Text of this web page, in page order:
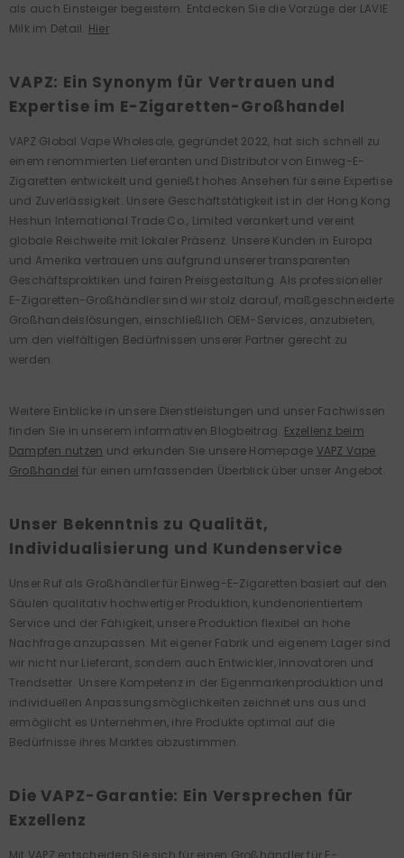
als auch Einsteiger begeistern. Entdecken Sie die Vorzüge der LAVIE
Milk im Detail. Hier.
VAPZ: Ein Synonym für Vertrauen und
Expertise im E-Zigaretten-Großhandel
VAPZ Global Vape Wholesale, gegründet 2022, hat sich schnell zu
einem renommierten Lieferanten und Distributor von Einweg-E-
Zigaretten entwickelt und genießt hohes Ansehen für seine Expertise
und Zuverlässigkeit. Unsere Geschäftstätigkeit ist in der Hong Kong
Heshun International Trade Co., Limited verankert und vereint
globale Reichweite mit lokaler Präsenz. Unsere Kunden in Europa
und Amerika vertrauen uns aufgrund unserer transparenten
Geschäftspraktiken und fairen Preisgestaltung. Als professioneller
E-Zigaretten-Großhändler sind wir stolz darauf, maßgeschneiderte
Großhandelslösungen, einschließlich OEM-Services, anzubieten,
um den vielfältigen Bedürfnissen unserer Partner gerecht zu
werden.
Weitere Einblicke in unsere Dienstleistungen und unser Fachwissen
finden Sie in unserem informativen Blogbeitrag. Exzellenz beim
Dampfen nutzen und erkunden Sie unsere Homepage VAPZ Vape
Großhandel für einen umfassenden Überblick über unser Angebot.
Unser Bekenntnis zu Qualität,
Individualisierung und Kundenservice
Unser Ruf als Großhändler für Einweg-E-Zigaretten basiert auf den
Säulen qualitativ hochwertiger Produktion, kundenorientiertem
Service und der Fähigkeit, unsere Produktion flexibel an hohe
Nachfrage anzupassen. Mit eigener Fabrik und eigenem Lager sind
wir nicht nur Lieferant, sondern auch Entwickler, Innovatoren und
Trendsetter. Unsere Kompetenz in der Eigenmarkenproduktion und
individuellen Anpassungsmöglichkeiten zeichnet uns aus und
ermöglicht es Unternehmen, ihre Produkte optimal auf die
Bedürfnisse ihres Marktes abzustimmen.
Die VAPZ-Garantie: Ein Versprechen für
Exzellenz
Mit VAPZ entscheiden Sie sich für einen Großhändler für E-